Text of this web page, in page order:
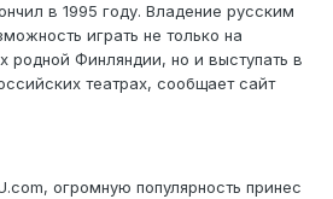
в 1995 году. Владение русским
играть не только на
родной Финляндии, но и выступать в
театрах, сообщает сайт
огромную популярность принес